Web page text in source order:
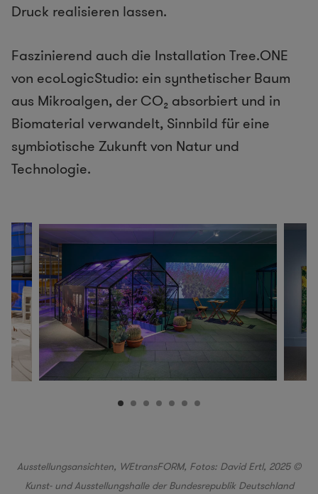
Druck realisieren lassen.
Faszinierend auch die Installation Tree.ONE
von ecoLogicStudio: ein synthetischer Baum
aus Mikroalgen, der CO₂ absorbiert und in
Biomaterial verwandelt, Sinnbild für eine
symbiotische Zukunft von Natur und
Technologie.
Ausstellungsansichten, WEtransFORM, Fotos: David Ertl, 2025 ©
Kunst- und Ausstellungshalle der Bundesrepublik Deutschland